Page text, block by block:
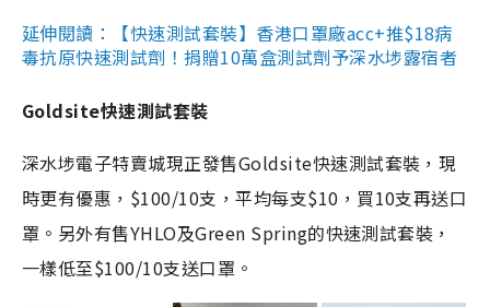
延伸閱讀：【快速測試套裝】香港口罩廠acc+推$18病
毒抗原快速測試劑！捐贈10萬盒測試劑予深水埗露宿者
Goldsite快速測試套裝
深水埗電子特賣城現正發售Goldsite快速測試套裝，現
時更有優惠，$100/10支，平均每支$10，買10支再送口
罩。另外有售YHLO及Green Spring的快速測試套裝，
一樣低至$100/10支送口罩。